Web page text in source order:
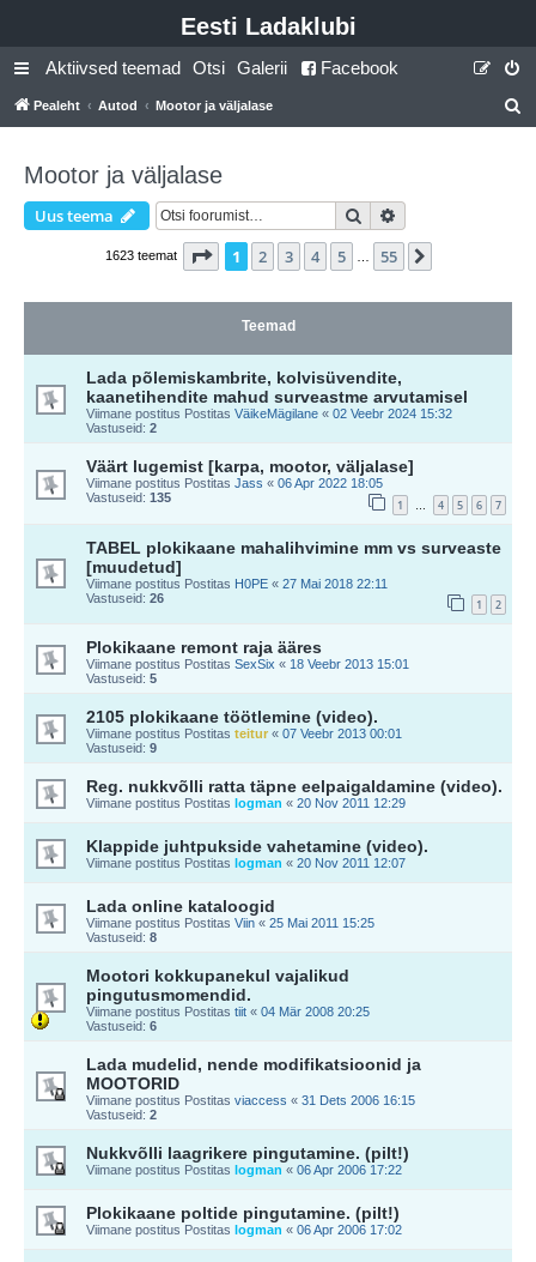
Eesti Ladaklubi
Aktiivsed teemad Otsi Galerii Facebook
Pealeht Autod Mootor ja väljalase
t
Mootor ja väljalase
Uus teema Otsi
1623 teemat 1 . leht55 -st
1 2 3 4 5 55
Teemad
Lada põlemiskambrite, kolvisüvendite,
kaanetihendite mahud surveastme arvutamisel
Viimane postitus Postitas VäikeMägilane « 02 Veebr 2024 15:32
Vastuseid: 2
Väärt lugemist [karpa, mootor, väljalase]
Viimane postitus Postitas Jass « 06 Apr 2022 18:05
Vastuseid: 135 1 … 4 5 6 7
TABEL plokikaane mahalihvimine mm vs surveaste
[muudetud]
Viimane postitus Postitas H0PE « 27 Mai 2018 22:11
Vastuseid: 26 1 2
Plokikaane remont raja ääres
Viimane postitus Postitas SexSix « 18 Veebr 2013 15:01
Vastuseid: 5
2105 plokikaane töötlemine (video).
Viimane postitus Postitas teitur « 07 Veebr 2013 00:01
Vastuseid: 9
Reg. nukkvõlli ratta täpne eelpaigaldamine (video).
Viimane postitus Postitas logman « 20 Nov 2011 12:29
Klappide juhtpukside vahetamine (video).
Viimane postitus Postitas logman « 20 Nov 2011 12:07
Lada online kataloogid
Viimane postitus Postitas Viin « 25 Mai 2011 15:25
Vastuseid: 8
Mootori kokkupanekul vajalikud
pingutusmomendid.
Viimane postitus Postitas tiit « 04 Mär 2008 20:25
Vastuseid: 6
Lada mudelid, nende modifikatsioonid ja
MOOTORID
Viimane postitus Postitas viaccess « 31 Dets 2006 16:15
Vastuseid: 2
Nukkvõlli laagrikere pingutamine. (pilt!)
Viimane postitus Postitas logman « 06 Apr 2006 17:22
Plokikaane poltide pingutamine. (pilt!)
Viimane postitus Postitas logman « 06 Apr 2006 17:02